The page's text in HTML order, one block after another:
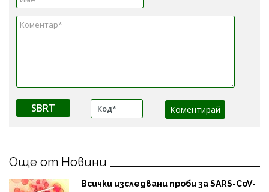
SBRT
Още от Новини
Всички изследвани проби за SARS-CoV-